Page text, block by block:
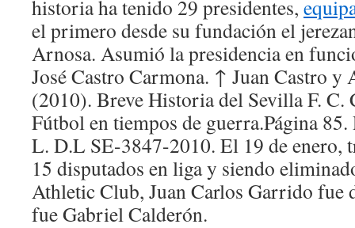
historia ha tenido 29 presidentes,
el primero desde su fundación el
Arnosa. Asumió la presidencia en
José Castro Carmona. ↑ Juan Castro y
(2010). Breve Historia del Sevilla F. C.
Fútbol en tiempos de guerra.Página
L. D.L SE-3847-2010. El 19 de enero,
15 disputados en liga y siendo
Athletic Club, Juan Carlos Garrido fue
fue Gabriel Calderón.